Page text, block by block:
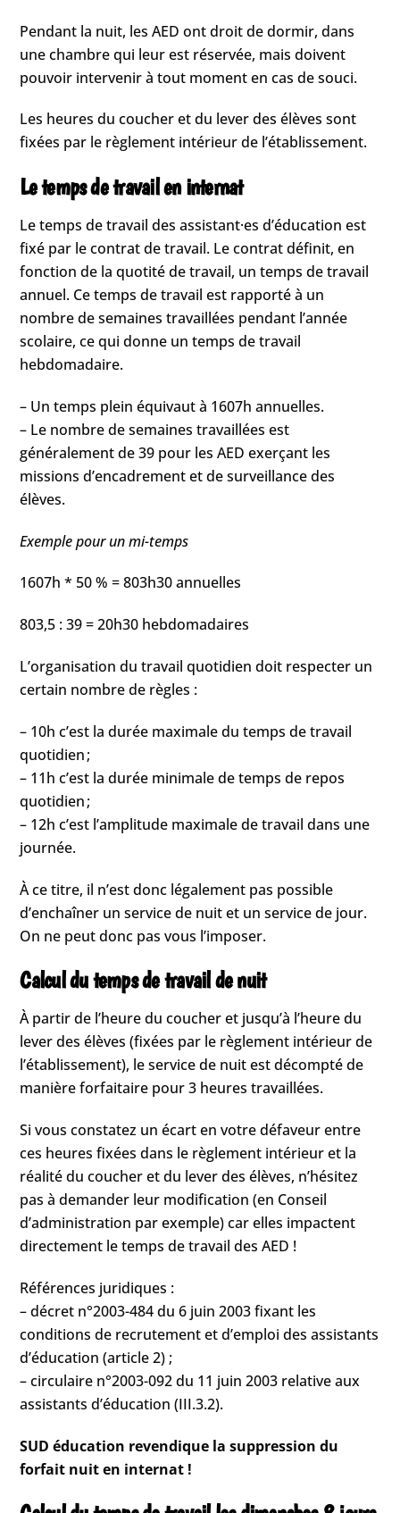
Pendant la nuit, les AED ont droit de dormir, dans
une chambre qui leur est réservée, mais doivent
pouvoir intervenir à tout moment en cas de souci.
Les heures du coucher et du lever des élèves sont
fixées par le règlement intérieur de l’établissement.
Le temps de travail en internat
Le temps de travail des assistant·es d’éducation est
fixé par le contrat de travail. Le contrat définit, en
fonction de la quotité de travail, un temps de travail
annuel. Ce temps de travail est rapporté à un
nombre de semaines travaillées pendant l’année
scolaire, ce qui donne un temps de travail
hebdomadaire.
– Un temps plein équivaut à 1607h annuelles.
– Le nombre de semaines travaillées est
généralement de 39 pour les AED exerçant les
missions d’encadrement et de surveillance des
élèves.
Exemple pour un mi-temps
1607h * 50 % = 803h30 annuelles
803,5 : 39 = 20h30 hebdomadaires
L’organisation du travail quotidien doit respecter un
certain nombre de règles :
– 10h c’est la durée maximale du temps de travail
quotidien ;
– 11h c’est la durée minimale de temps de repos
quotidien ;
– 12h c’est l’amplitude maximale de travail dans une
journée.
À ce titre, il n’est donc légalement pas possible
d’enchaîner un service de nuit et un service de jour.
On ne peut donc pas vous l’imposer.
Calcul du temps de travail de nuit
À partir de l’heure du coucher et jusqu’à l’heure du
lever des élèves (fixées par le règlement intérieur de
l’établissement), le service de nuit est décompté de
manière forfaitaire pour 3 heures travaillées.
Si vous constatez un écart en votre défaveur entre
ces heures fixées dans le règlement intérieur et la
réalité du coucher et du lever des élèves, n’hésitez
pas à demander leur modification (en Conseil
d’administration par exemple) car elles impactent
directement le temps de travail des AED !
Références juridiques :
– décret n°2003-484 du 6 juin 2003 fixant les
conditions de recrutement et d’emploi des assistants
d’éducation (article 2) ;
– circulaire n°2003-092 du 11 juin 2003 relative aux
assistants d’éducation (III.3.2).
SUD éducation revendique la suppression du
forfait nuit en internat !